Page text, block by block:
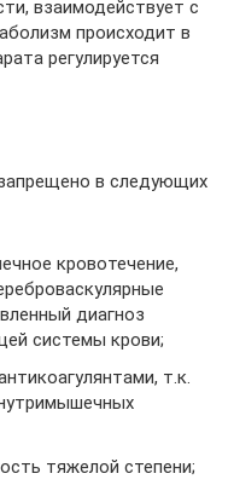
взаимодействует с
происходит в
регулируется
в следующих
кровотечение,
диагноз
системы крови;
т.к.
тяжелой степени;